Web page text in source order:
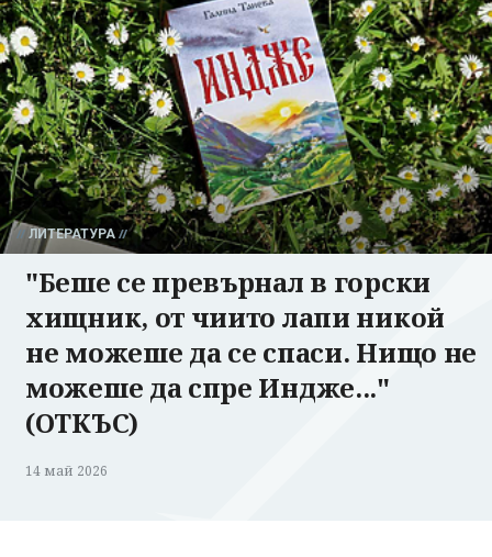
ЛИТЕРАТУРА
"Беше се превърнал в горски
хищник, от чиито лапи никой
не можеше да се спаси. Нищо не
можеше да спре Индже..."
(ОТКЪС)
14 май 2026